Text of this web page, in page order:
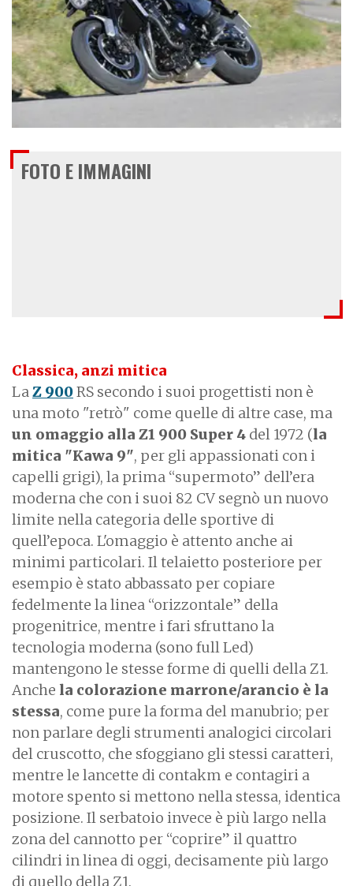
€ 12.090
FOTO E IMMAGINI
Classica, anzi mitica
LaZ 900RS secondo i suoi progettisti non è
una moto "retrò" come quelle di altre case, ma
un omaggio alla Z1 900 Super 4 del 1972 (la
mitica "Kawa 9", per gli appassionati con i
capelli grigi), la prima “supermoto” dell’era
moderna che con i suoi 82 CV segnò un nuovo
limite nella categoria delle sportive di
quell’epoca. L'omaggio è attento anche ai
minimi particolari. Il telaietto posteriore per
esempio è stato abbassato per copiare
fedelmente la linea “orizzontale” della
progenitrice, mentre i fari sfruttano la
tecnologia moderna (sono full Led)
mantengono le stesse forme di quelli della Z1.
Anche la colorazione marrone/arancio è la
stessa, come pure la forma del manubrio; per
non parlare degli strumenti analogici circolari
del cruscotto, che sfoggiano gli stessi caratteri,
mentre le lancette di contakm e contagiri a
motore spento si mettono nella stessa, identica
posizione. Il serbatoio invece è più largo nella
zona del cannotto per “coprire” il quattro
cilindri in linea di oggi, decisamente più largo
di quello della Z1.